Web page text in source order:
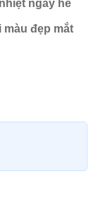
ngày hè
màu đẹp mắt